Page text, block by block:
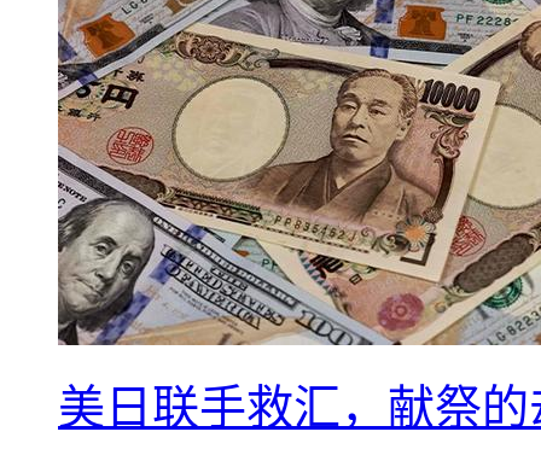
美日联手救汇，献祭